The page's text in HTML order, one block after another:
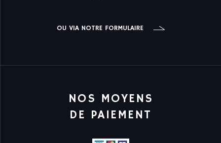
OU VIA NOTRE FORMULAIRE
NOS MOYENS
DE PAIEMENT